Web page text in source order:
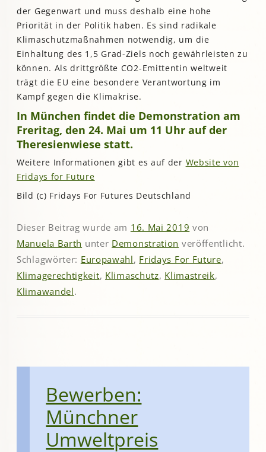
der Gegenwart und muss deshalb eine hohe
Priorität in der Politik haben. Es sind radikale
Klimaschutzmaßnahmen notwendig, um die
Einhaltung des 1,5 Grad-Ziels noch gewährleisten zu
können. Als drittgrößte CO2-Emittentin weltweit
trägt die EU eine besondere Verantwortung im
Kampf gegen die Klimakrise.
In München findet die Demonstration am
Freritag, den 24. Mai um 11 Uhr auf der
Theresienwiese statt.
Weitere Informationen gibt es auf der Website von
Fridays for Future
Bild (c) Fridays For Futures Deutschland
Dieser Beitrag wurde am 16. Mai 2019 von
Manuela Barth unter Demonstration veröffentlicht.
Schlagwörter: Europawahl, Fridays For Future,
Klimagerechtigkeit, Klimaschutz, Klimastreik,
Klimawandel.
Bewerben:
Münchner
Umweltpreis